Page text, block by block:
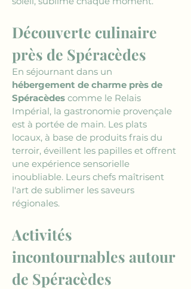
Découverte culinaire
près de Spéracèdes
En séjournant dans un
hébergement de charme près de
Spéracèdes comme le Relais
Impérial, la gastronomie provençale
est à portée de main. Les plats
locaux, à base de produits frais du
terroir, éveillent les papilles et offrent
une expérience sensorielle
inoubliable. Leurs chefs maîtrisent
l'art de sublimer les saveurs
régionales.
Activités
incontournables autour
de Spéracèdes